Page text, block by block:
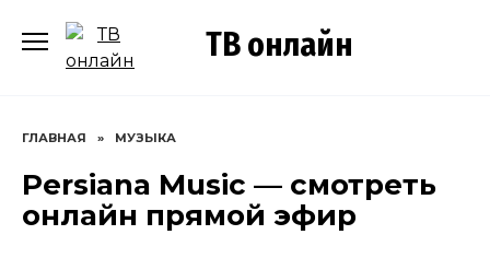
содержанию
ТВ онлайн
ГЛАВНАЯ » МУЗЫКА
Persiana Music — смотреть
онлайн прямой эфир